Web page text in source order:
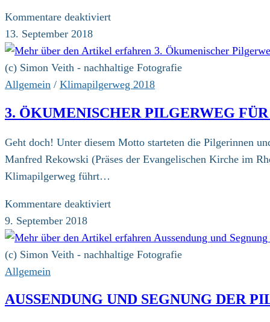
Kommentare deaktiviertfür
Gottesdienst
im
Hambacher
„Der
13. September 2018
(c) Simon Veith - nachhaltige Fotografie
Allgemein / Klimapilgerweg 2018
3. ÖKUMENISCHER PILGERWEG
Geht doch! Unter diesem Motto starteten die Pilgerinnen
Manfred Rekowski (Präses der Evangelischen Kirche im
Klimapilgerweg führt…
Kommentare deaktiviertfür
Ökumenischer
Pilgerweg
in
9. September 2018
(c) Simon Veith - nachhaltige Fotografie
Allgemein
AUSSENDUNG UND SEGNUNG DER